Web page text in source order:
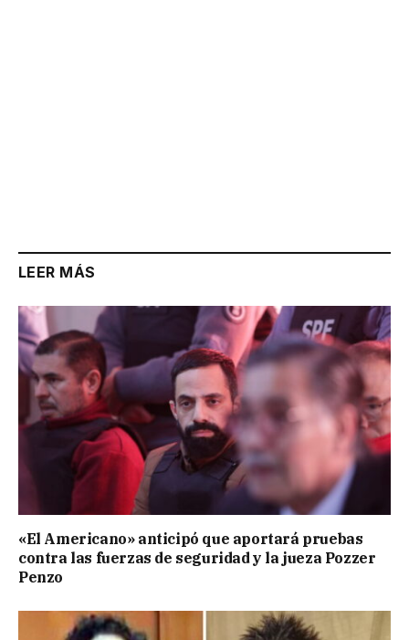
LEER MÁS
«El Americano» anticipó que aportará pruebas
contra las fuerzas de seguridad y la jueza Pozzer
Penzo